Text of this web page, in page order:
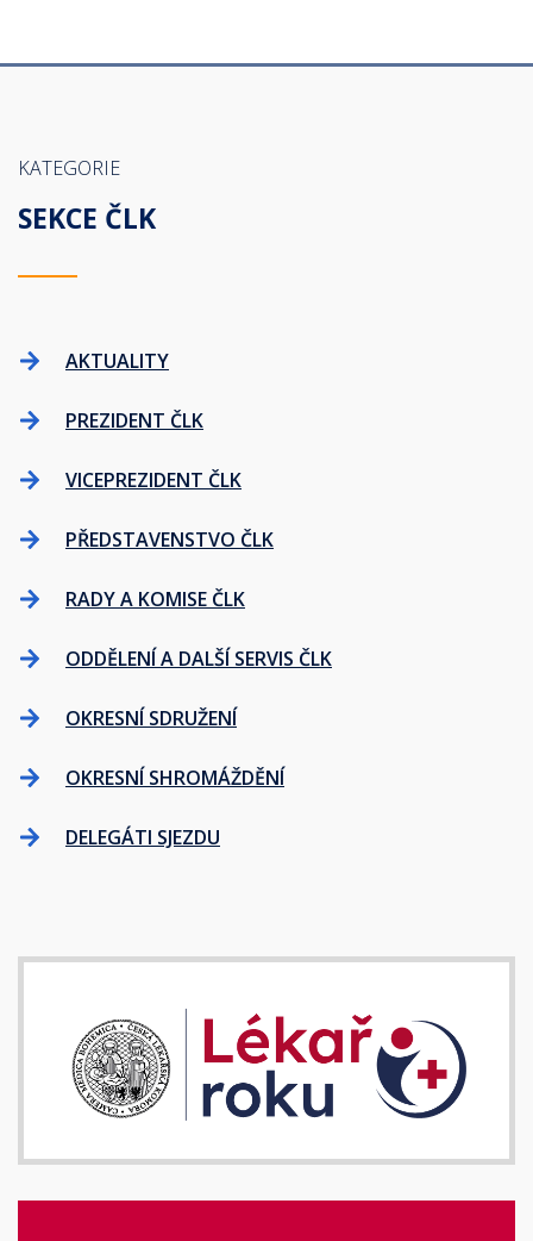
KATEGORIE
SEKCE ČLK
AKTUALITY
PREZIDENT ČLK
VICEPREZIDENT ČLK
PŘEDSTAVENSTVO ČLK
RADY A KOMISE ČLK
ODDĚLENÍ A DALŠÍ SERVIS ČLK
OKRESNÍ SDRUŽENÍ
OKRESNÍ SHROMÁŽDĚNÍ
DELEGÁTI SJEZDU